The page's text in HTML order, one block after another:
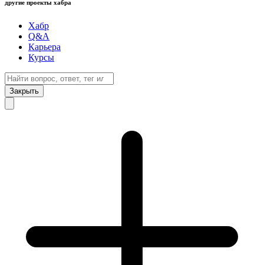
другие проекты хабра
Хабр
Q&A
Карьера
Курсы
Закрыть